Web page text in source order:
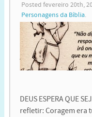
Posted fevereiro 20th,
Personagens da Bíblia.
DEUS ESPERA QUE
refletir: Coragem era